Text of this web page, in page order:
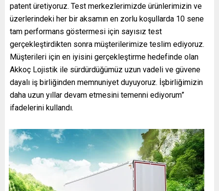
patent üretiyoruz. Test merkezlerimizde ürünlerimizin ve
üzerlerindeki her bir aksamın en zorlu koşullarda 10 sene
tam performans göstermesi için sayısız test
gerçekleştirdikten sonra müşterilerimize teslim ediyoruz.
Müşterileri için en iyisini gerçekleştirme hedefinde olan
Akkoç Lojistik ile sürdürdüğümüz uzun vadeli ve güvene
dayalı iş birliğinden memnuniyet duyuyoruz. İşbirliğimizin
daha uzun yıllar devam etmesini temenni ediyorum”
ifadelerini kullandı.